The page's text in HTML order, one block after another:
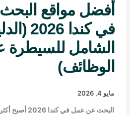
أفضل مواقع
في
الشامل
الوظائف)
مايو 4, 2026
البحث عن عمل في